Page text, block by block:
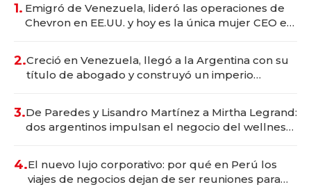
1. Emigró de Venezuela, lideró las operaciones de
Chevron en EE.UU. y hoy es la única mujer CEO en
2.Creció en Venezuela, llegó a la Argentina con su
título de abogado y construyó un imperio
3.De Paredes y Lisandro Martínez a Mirtha Legrand:
dos argentinos impulsan el negocio del wellness
4.El nuevo lujo corporativo: por qué en Perú los
viajes de negocios dejan de ser reuniones para